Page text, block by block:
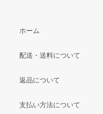
ホーム
配送・送料について
返品について
支払い方法について